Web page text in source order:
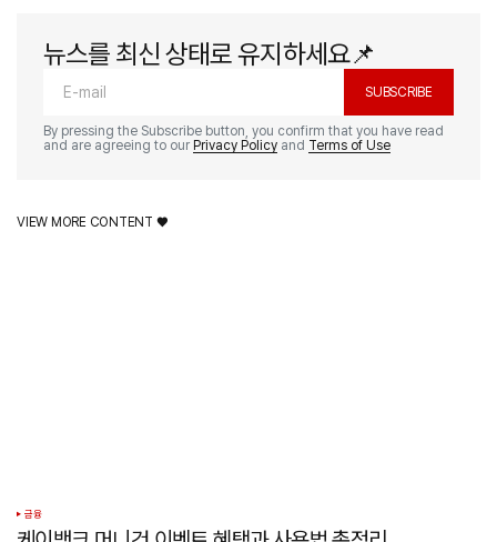
뉴스를 최신 상태로 유지하세요📌
SUBSCRIBE
By pressing the Subscribe button, you confirm that you have read
and are agreeing to our Privacy Policy and Terms of Use
VIEW MORE CONTENT ♥️
금융